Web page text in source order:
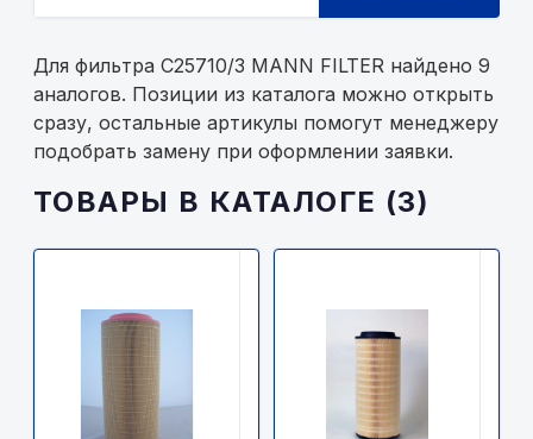
Для фильтра C25710/3 MANN FILTER найдено 9
аналогов. Позиции из каталога можно открыть
сразу, остальные артикулы помогут менеджеру
подобрать замену при оформлении заявки.
ТОВАРЫ В КАТАЛОГЕ (3)
C25710/3